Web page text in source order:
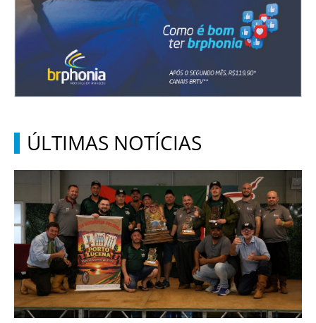
ÚLTIMAS NOTÍCIAS